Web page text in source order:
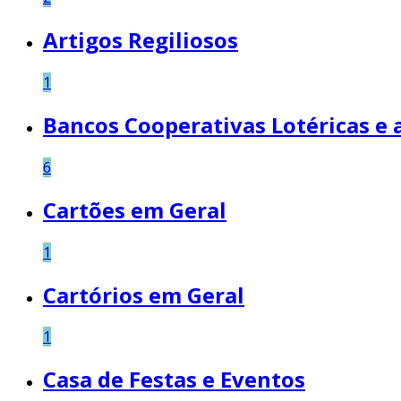
Artigos Regiliosos
1
Bancos Cooperativas Lotéricas e
6
Cartões em Geral
1
Cartórios em Geral
1
Casa de Festas e Eventos